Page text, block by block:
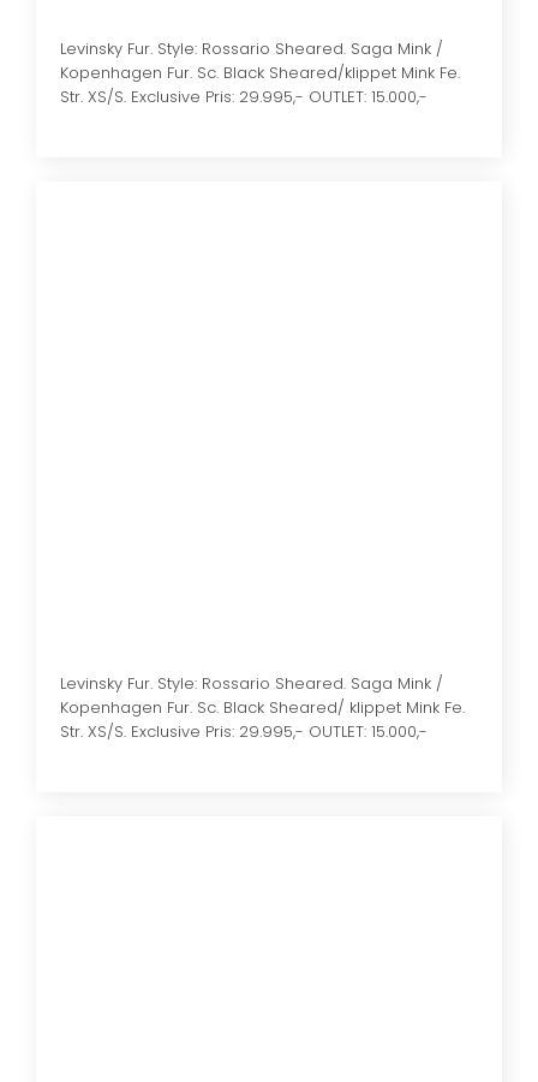
Levinsky Fur. Style: Rossario Sheared. Saga Mink /
Kopenhagen Fur. Sc. Black Sheared/klippet Mink Fe.
Str. XS/S. Exclusive Pris: 29.995,- OUTLET: 15.000,-
​Levinsky Fur. Style: Rossario Sheared. Saga Mink /
Kopenhagen Fur. Sc. Black Sheared/ klippet Mink Fe.
Str. XS/S. Exclusive Pris: 29.995,- OUTLET: 15.000,-